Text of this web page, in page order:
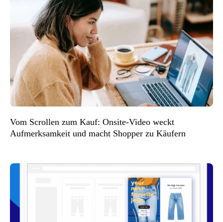
Vom Scrollen zum Kauf: Onsite-Video weckt
Aufmerksamkeit und macht Shopper zu Käufern